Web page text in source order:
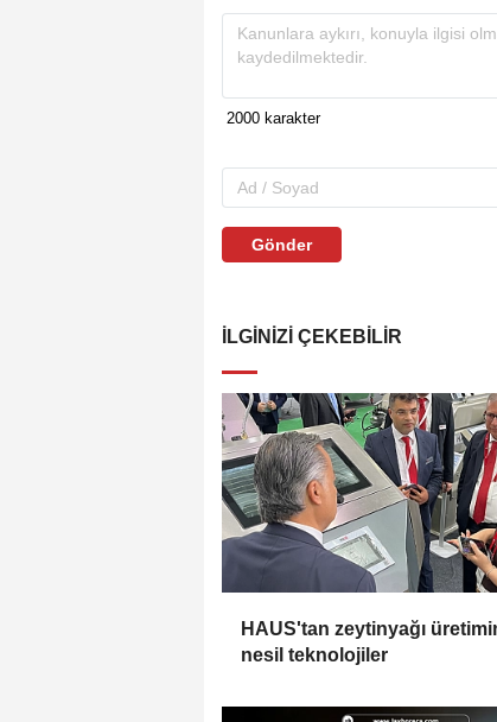
Gönder
İLGINIZI ÇEKEBILIR
HAUS'tan zeytinyağı
nesil teknolojiler